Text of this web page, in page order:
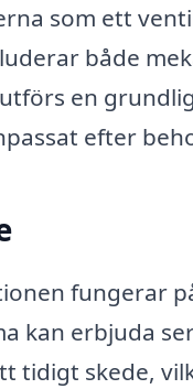
som ett
både
en
efter
fungerar
kan erbjuda
tidigt skede,